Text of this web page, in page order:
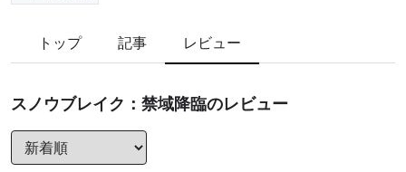
トップ 記事 レビュー
スノウブレイク：禁域降臨のレビュー